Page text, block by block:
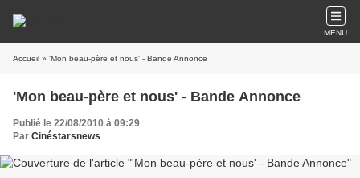
MENU
Accueil » 'Mon beau-père et nous' - Bande Annonce
'Mon beau-père et nous' - Bande Annonce
Publié le 22/08/2010 à 09:29
Par Cinéstarsnews